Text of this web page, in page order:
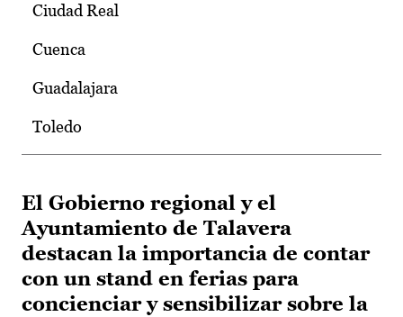
Ciudad Real
Cuenca
Guadalajara
Toledo
El Gobierno regional y el
Ayuntamiento de Talavera
destacan la importancia de contar
con un stand en ferias para
concienciar y sensibilizar sobre la